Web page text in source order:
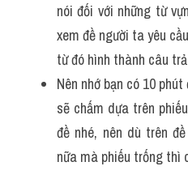
Reading
Vocabulary
nói đối với những từ
xem đề người ta yêu
từ đó hình thành câu
Nên nhớ bạn có 10
sẽ chấm dựa trên
đề nhé, nên dù trên
nữa mà phiếu trống thì